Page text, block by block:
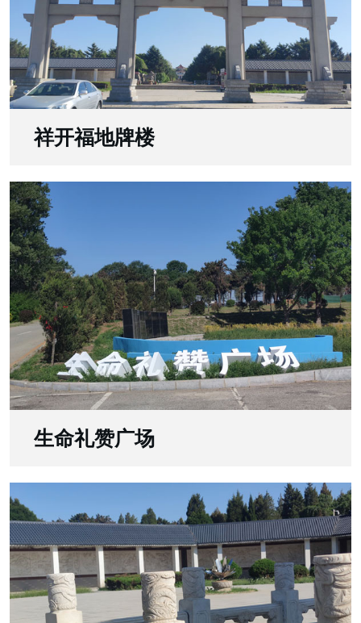
祥开福地牌楼
生命礼赞广场